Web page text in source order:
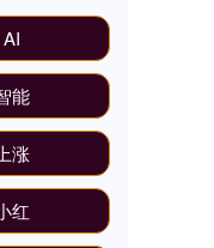
AI
能
上涨
红